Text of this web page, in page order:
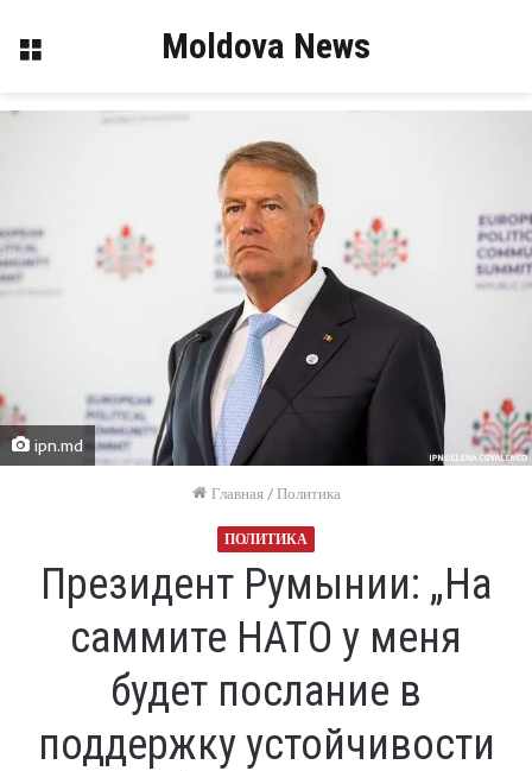
Меню Moldova News
ipn.md
Главная / Политика
ПОЛИТИКА
Президент Румынии: „На
саммите НАТО у меня
будет послание в
поддержку устойчивости